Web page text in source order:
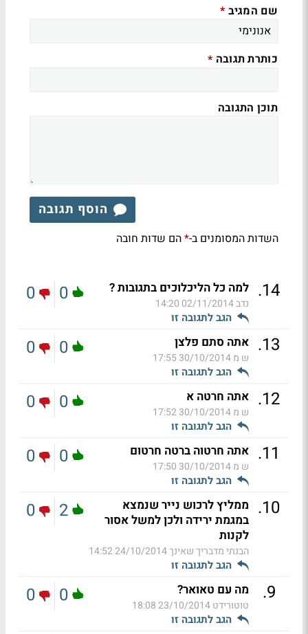
שם המגיב *
כותרת תגובה *
תוכן התגובה
הוסף תגובה
השדות המסומנים ב-*הם שדות חובה
14
. למה כל הליכלוכים בתגובות ?
נדב02/11/2014 14:20
הגב לתגובה זו
0
0
13
. אתה סתם פלצן
ש מ30/10/2014 17:55
הגב לתגובה זו
0
0
12
. אתה חרטה א
ש מ30/10/2014 17:52
הגב לתגובה זו
0
0
11
. אתה חרטוה ברטה חרטום
ש מ30/10/2014 17:50
הגב לתגובה זו
0
0
10
. ממליץ לרכוש נייר שנמצא
במגמת ירידה ולכן למשל אסור
לקנות
הבנתי מדבריך שאינך24/10/2014 14:52
הגב לתגובה זו
2
0
9
. מה עם טאואר?
טוטורידט23/10/2014 18:08
הגב לתגובה זו
0
0